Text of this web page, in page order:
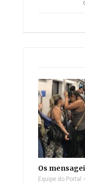
Os
Equipe do Portal